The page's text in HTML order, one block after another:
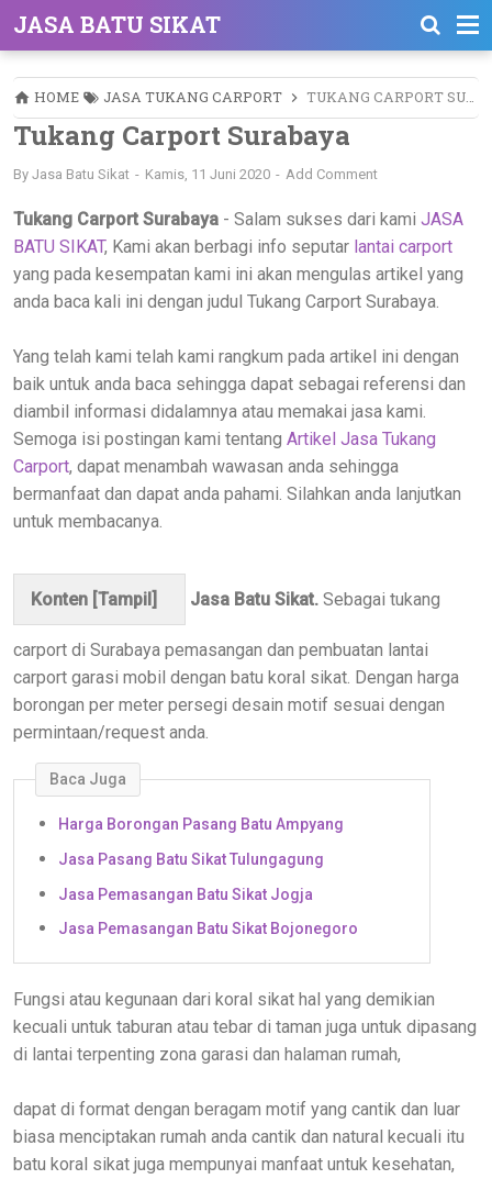
JASA BATU SIKAT
HOME JASA TUKANG CARPORT TUKANG CARPORT SURABAYA
Tukang Carport Surabaya
By Jasa Batu Sikat Kamis, 11 Juni 2020 Add Comment
Tukang Carport Surabaya - Salam sukses dari kami JASA
BATU SIKAT, Kami akan berbagi info seputar lantai carport
yang pada kesempatan kami ini akan mengulas artikel yang
anda baca kali ini dengan judul Tukang Carport Surabaya.
Yang telah kami telah kami rangkum pada artikel ini dengan
baik untuk anda baca sehingga dapat sebagai referensi dan
diambil informasi didalamnya atau memakai jasa kami.
Semoga isi postingan kami tentang Artikel Jasa Tukang
Carport, dapat menambah wawasan anda sehingga
bermanfaat dan dapat anda pahami. Silahkan anda lanjutkan
untuk membacanya.
Konten [Tampil] Jasa Batu Sikat. Sebagai tukang
carport di Surabaya pemasangan dan pembuatan lantai
carport garasi mobil dengan batu koral sikat. Dengan harga
borongan per meter persegi desain motif sesuai dengan
permintaan/request anda.
Baca Juga
Harga Borongan Pasang Batu Ampyang
Jasa Pasang Batu Sikat Tulungagung
Jasa Pemasangan Batu Sikat Jogja
Jasa Pemasangan Batu Sikat Bojonegoro
Fungsi atau kegunaan dari koral sikat hal yang demikian
kecuali untuk taburan atau tebar di taman juga untuk dipasang
di lantai terpenting zona garasi dan halaman rumah,
dapat di format dengan beragam motif yang cantik dan luar
biasa menciptakan rumah anda cantik dan natural kecuali itu
batu koral sikat juga mempunyai manfaat untuk kesehatan,